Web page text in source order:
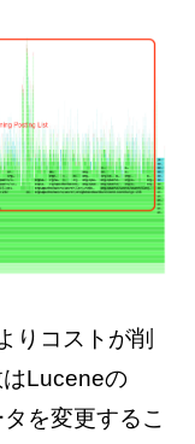
りコストが削
Luceneの
を変更するこ